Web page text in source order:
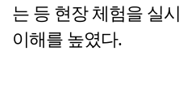
는 등 현장 체험을 실
이해를 높였다.